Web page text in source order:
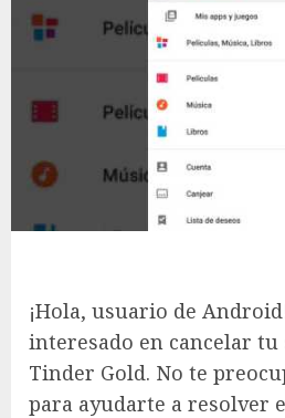
¡Hola, usuario de
interesado en cancelar
Tinder Gold. No te
para ayudarte a resolver